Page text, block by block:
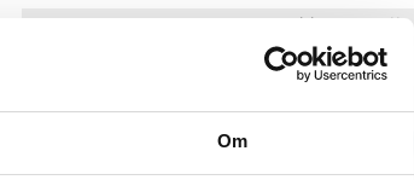
Om
Vinkkejä sinulle